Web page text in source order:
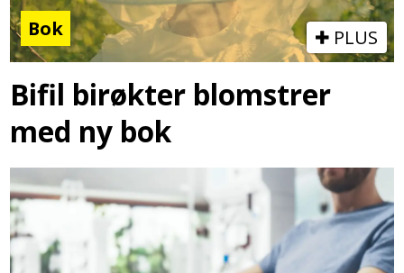
Bok PLUS
Bifil birøkter blomstrer
med ny bok